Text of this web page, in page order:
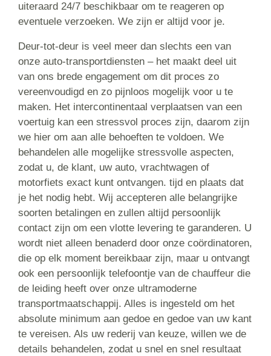
uiteraard 24/7 beschikbaar om te reageren op
eventuele verzoeken. We zijn er altijd voor je.
Deur-tot-deur is veel meer dan slechts een van
onze auto-transportdiensten – het maakt deel uit
van ons brede engagement om dit proces zo
vereenvoudigd en zo pijnloos mogelijk voor u te
maken. Het intercontinentaal verplaatsen van een
voertuig kan een stressvol proces zijn, daarom zijn
we hier om aan alle behoeften te voldoen. We
behandelen alle mogelijke stressvolle aspecten,
zodat u, de klant, uw auto, vrachtwagen of
motorfiets exact kunt ontvangen. tijd en plaats dat
je het nodig hebt. Wij accepteren alle belangrijke
soorten betalingen en zullen altijd persoonlijk
contact zijn om een ​​vlotte levering te garanderen. U
wordt niet alleen benaderd door onze coördinatoren,
die op elk moment bereikbaar zijn, maar u ontvangt
ook een persoonlijk telefoontje van de chauffeur die
de leiding heeft over onze ultramoderne
transportmaatschappij. Alles is ingesteld om het
absolute minimum aan gedoe en gedoe van uw kant
te vereisen. Als uw rederij van keuze, willen we de
details behandelen, zodat u snel en snel resultaat